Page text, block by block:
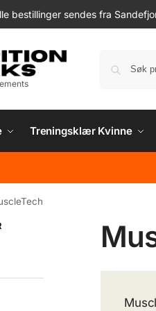
bestillinger sendes fra
Treningsklær Kvinne